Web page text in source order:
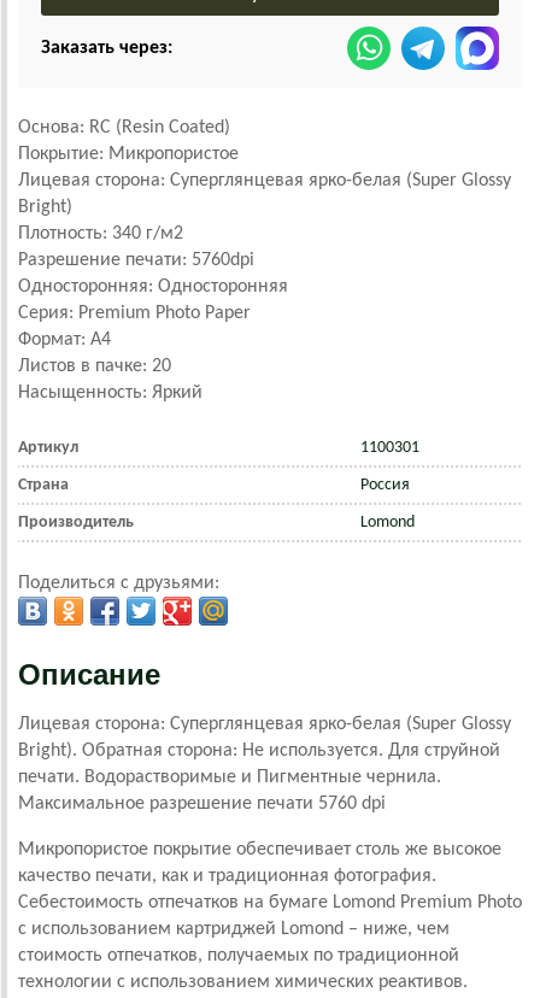
Заказать через:
Основа: RC (Resin Coated)
Покрытие: Микропористое
Лицевая сторона: Суперглянцевая ярко-белая (Super Glossy
Bright)
Плотность: 340 г/м2
Разрешение печати: 5760dpi
Односторонняя: Односторонняя
Серия: Premium Photo Paper
Формат: А4
Листов в пачке: 20
Насыщенность: Яркий
Артикул 1100301
Страна Россия
Производитель Lomond
Поделиться с друзьями:
Описание
Лицевая сторона: Суперглянцевая ярко-белая (Super Glossy
Bright). Обратная сторона: Не используется. Для струйной
печати. Водорастворимые и Пигментные чернила.
Максимальное разрешение печати 5760 dpi
Микропористое покрытие обеспечивает столь же высокое
качество печати, как и традиционная фотография.
Себестоимость отпечатков на бумаге Lomond Premium Photo
c использованием картриджей Lomond – ниже, чем
стоимость отпечатков, получаемых по традиционной
технологии с использованием химических реактивов.